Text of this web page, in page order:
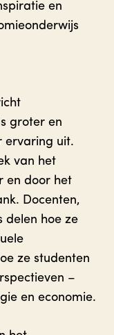
en
groter en
ervaring uit.
van het
en door het
Docenten,
delen hoe ze
ze studenten
–
en economie.